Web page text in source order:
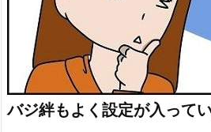
バジ絆もよく設定が入ってい